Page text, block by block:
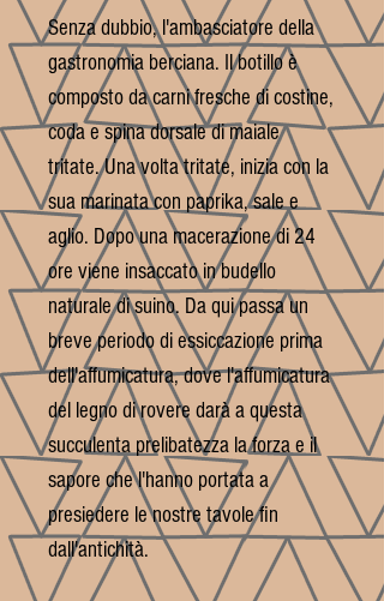
Senza dubbio, l'ambasciatore della
gastronomia berciana. Il botillo è
composto da carni fresche di costine,
coda e spina dorsale di maiale
tritate. Una volta tritate, inizia con la
sua marinata con paprika, sale e
aglio. Dopo una macerazione di 24
ore viene insaccato in budello
naturale di suino. Da qui passa un
breve periodo di essiccazione prima
dell'affumicatura, dove l'affumicatura
del legno di rovere darà a questa
succulenta prelibatezza la forza e il
sapore che l'hanno portata a
presiedere le nostre tavole fin
dall'antichità.